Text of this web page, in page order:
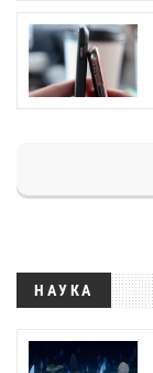
НАУКА